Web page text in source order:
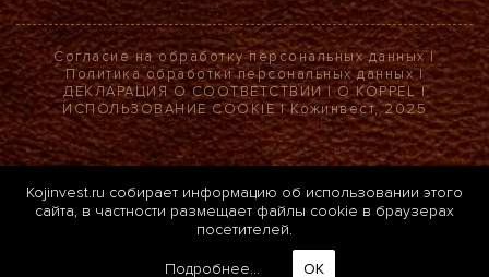
Согласие на обработку персональных данных|
Политика обработки персональных данных|
ДЕКЛАРАЦИЯ О СООТВЕТСТВИИ|О KOPPEL|
ИСПОЛЬЗОВАНИЕ COOKIE| Кожинвест, 2025
Kojinvest.ru собирает информацию об использовании этого
сайта, в частности размещает файлы cookie в браузерах
посетителей.
Подробнее... ОК